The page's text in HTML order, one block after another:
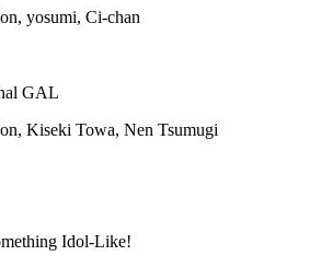
yosumi, Ci-chan
GAL
Kiseki Towa, Nen Tsumugi
Idol-Like!